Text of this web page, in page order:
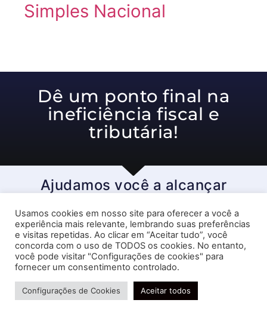
Simples Nacional
Dê um ponto final na
ineficiência fiscal e
tributária!
Ajudamos você a alcançar
Receber ligação
Usamos cookies em nosso site para oferecer a você a
experiência mais relevante, lembrando suas preferências
e visitas repetidas. Ao clicar em “Aceitar tudo”, você
concorda com o uso de TODOS os cookies. No entanto,
você pode visitar "Configurações de cookies" para
fornecer um consentimento controlado.
Configurações de Cookies Aceitar todos
Precisa de ajuda?